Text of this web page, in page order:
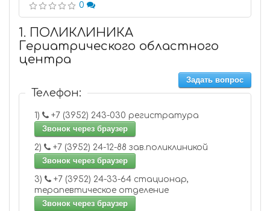
0
1. ПОЛИКЛИНИКА
Гериатрического областного
центра
Задать вопрос
Телефон:
1)
+7 (3952) 243-030 регистратура
Звонок через браузер
2)
+7 (3952) 24-12-88 зав.поликлиникой
Звонок через браузер
3)
терапевтическое отделение
Звонок через браузер